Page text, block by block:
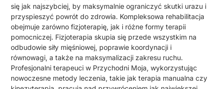
się jak najszybciej, by maksymalnie ograniczyć skutki urazu i
przyspieszyć powrót do zdrowia. Kompleksowa rehabilitacja
obejmuje zarówno fizjoterapię, jak i różne formy terapii
pomocniczej. Fizjoterapia skupia się przede wszystkim na
odbudowie siły mięśniowej, poprawie koordynacji i
równowagi, a także na maksymalizacji zakresu ruchu.
Profesjonalni terapeuci w Przychodni Moja, wykorzystując
nowoczesne metody leczenia, takie jak terapia manualna czy